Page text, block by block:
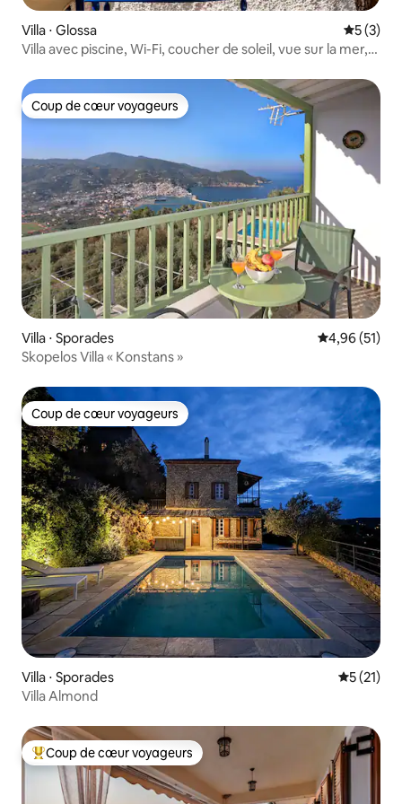
Villa ⋅ Glossa
5 (3)
Villa avec piscine, Wi-Fi, coucher de soleil, vue sur la mer,
Coup de cœur voyageurs
Coup de cœur voyageurs
Villa ⋅ Sporades Évaluation
4,96 (51)
Skopelos Villa « Konstans »
Coup de cœur voyageurs
Coup de cœur voyageurs
Villa ⋅ Sporades
5 (21)
Villa Almond
Coups de cœur voyageurs les plus appréciés
Coup de cœur voyageurs